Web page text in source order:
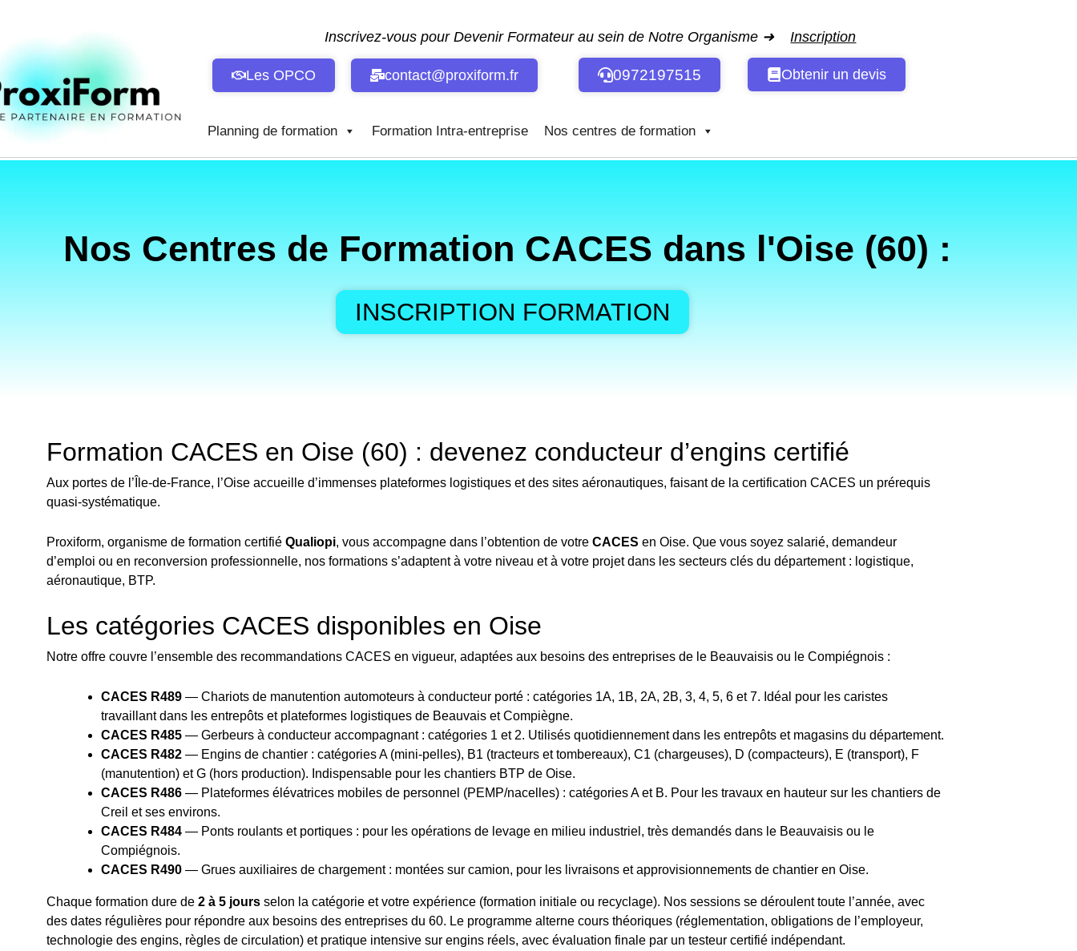
contenu
Inscrivez-vous pour Devenir Formateur au sein de Notre Organisme ➜ Inscription
Les OPCO contact@proxiform.fr 0972197515 Obtenir un devis
Planning de formation Formation Intra-entreprise Nos centres de formation
Nos Centres de Formation CACES dans l'Oise (60) :
INSCRIPTION FORMATION
Formation CACES en Oise (60) : devenez conducteur d’engins certifié
Aux portes de l’Île-de-France, l’Oise accueille d’immenses plateformes logistiques et des sites aéronautiques, faisant de la certification CACES un prérequis
quasi-systématique.
Proxiform, organisme de formation certifié Qualiopi, vous accompagne dans l’obtention de votre CACES en Oise. Que vous soyez salarié, demandeur
d’emploi ou en reconversion professionnelle, nos formations s’adaptent à votre niveau et à votre projet dans les secteurs clés du département : logistique,
aéronautique, BTP.
Les catégories CACES disponibles en Oise
Notre offre couvre l’ensemble des recommandations CACES en vigueur, adaptées aux besoins des entreprises de le Beauvaisis ou le Compiégnois :
CACES R489 — Chariots de manutention automoteurs à conducteur porté : catégories 1A, 1B, 2A, 2B, 3, 4, 5, 6 et 7. Idéal pour les caristes
travaillant dans les entrepôts et plateformes logistiques de Beauvais et Compiègne.
CACES R485 — Gerbeurs à conducteur accompagnant : catégories 1 et 2. Utilisés quotidiennement dans les entrepôts et magasins du département.
CACES R482 — Engins de chantier : catégories A (mini-pelles), B1 (tracteurs et tombereaux), C1 (chargeuses), D (compacteurs), E (transport), F
(manutention) et G (hors production). Indispensable pour les chantiers BTP de Oise.
CACES R486 — Plateformes élévatrices mobiles de personnel (PEMP/nacelles) : catégories A et B. Pour les travaux en hauteur sur les chantiers de
Creil et ses environs.
CACES R484 — Ponts roulants et portiques : pour les opérations de levage en milieu industriel, très demandés dans le Beauvaisis ou le
Compiégnois.
CACES R490 — Grues auxiliaires de chargement : montées sur camion, pour les livraisons et approvisionnements de chantier en Oise.
Chaque formation dure de 2 à 5 jours selon la catégorie et votre expérience (formation initiale ou recyclage). Nos sessions se déroulent toute l’année, avec
des dates régulières pour répondre aux besoins des entreprises du 60. Le programme alterne cours théoriques (réglementation, obligations de l’employeur,
technologie des engins, règles de circulation) et pratique intensive sur engins réels, avec évaluation finale par un testeur certifié indépendant.